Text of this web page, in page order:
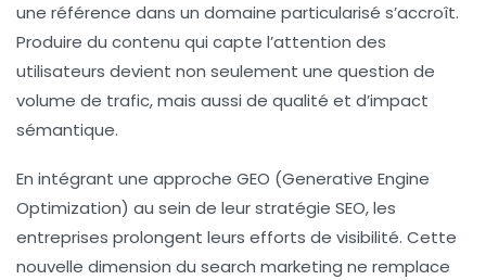
une référence dans un domaine particularisé s’accroît.
Produire du contenu qui capte l’attention des
utilisateurs devient non seulement une question de
volume de trafic, mais aussi de qualité et d’impact
sémantique.
En intégrant une approche GEO (Generative Engine
Optimization) au sein de leur stratégie SEO, les
entreprises prolongent leurs efforts de visibilité. Cette
nouvelle dimension du search marketing ne remplace